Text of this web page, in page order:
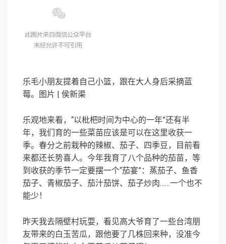
乐毛小朋友提着自己小篮，跟在大人身后采摘蓝
莓。图片 | 侯新渠
乐观地来看，“以枇杷时间为中心的一年”还有半
年，我们育的一些菜苗应该是可以在这里收获一
季。春分之前栽种的辣椒、茄子、四季豆，目前看
来都还长势喜人。今年我育了八个品种的茄苗，等
到收获的季节一定要摆一个“茄宴”：蒸茄子、鱼香
茄子、青椒茄子、茄汁茄饼、茄子炒肉……一个也不
能少！
昨天我去隔壁村玩耍，看见高大爷育了一些台湾朋
友带来的白玉苦瓜，跟他要了几株回来种，没准今